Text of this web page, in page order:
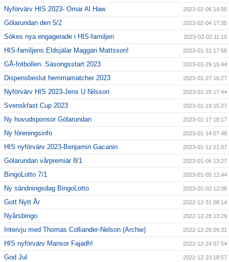
Nyförvärv HIS 2023- Omar Al Haw 2023-02-06 14:00
Gölarundan den 5/2 2023-02-04 17:35
Sökes nya engagerade i HIS-familjen 2023-02-02 11:10
HIS-familjens Eldsjälar Maggan Mattsson! 2023-01-31 17:58
GÅ-fotbollen. Säsongsstart 2023 2023-01-29 15:44
Dispensbeslut hemmamatcher 2023 2023-01-27 16:27
Nyförvärv HIS 2023-Jens U Nilsson 2023-01-25 17:44
Svenskfast Cup 2023 2023-01-19 15:27
Ny huvudsponsor Gölarundan 2023-01-17 18:17
Ny föreningsinfo 2023-01-14 07:48
HIS nyförvärv 2023-Benjamin Gacanin 2023-01-12 21:07
Gölarundan vårpremiär 8/1 2023-01-06 13:27
BingoLotto 7/1 2023-01-05 12:44
Ny sändningsdag BingoLotto 2023-01-02 12:08
Gott Nytt År 2022-12-31 08:14
Nyårsbingo 2022-12-28 13:29
Intervju med Thomas Colliander-Nelson (Archie) 2022-12-26 09:31
HIS nyförvärv Mansor Fajadh! 2022-12-24 07:54
God Jul 2022-12-23 18:57